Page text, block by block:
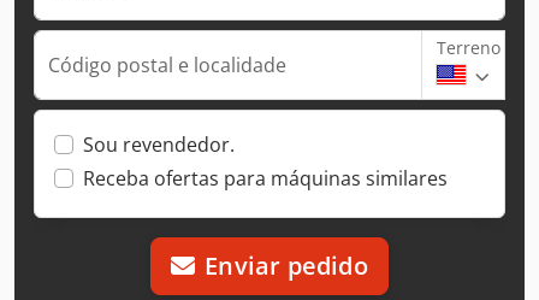
Código postal e localidade
Terreno
Sou revendedor.
Receba ofertas para máquinas similares
Enviar pedido